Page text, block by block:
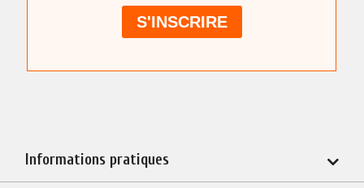
Informations pratiques